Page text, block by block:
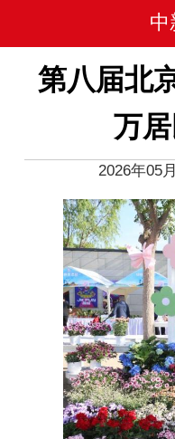
中
第八届北
万
2026年05